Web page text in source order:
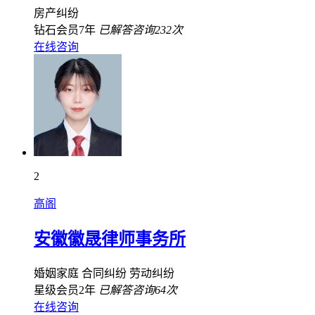
房产纠纷
钻石会员7年 已解答咨询232次
在线咨询
2
高阁
安徽徽晟律师事务所
婚姻家庭 合同纠纷 劳动纠纷
星级会员2年 已解答咨询64次
在线咨询